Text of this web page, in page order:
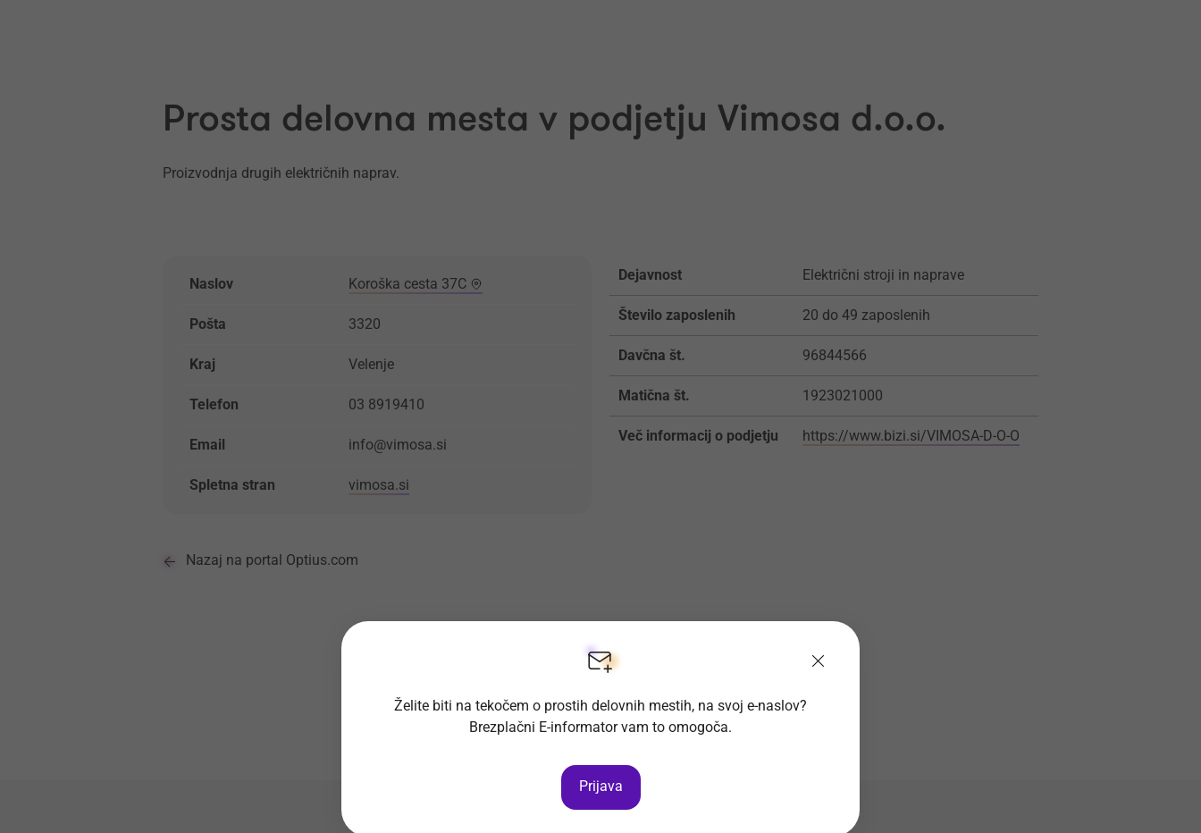
Prosta delovna mesta v podjetju Vimosa d.o.o.
Proizvodnja drugih električnih naprav.
Naslov Koroška cesta 37C
Pošta 3320
Kraj Velenje
Telefon 03 8919410
Email info@vimosa.si
Spletna stran vimosa.si
Dejavnost Električni stroji in naprave
Število zaposlenih 20 do 49 zaposlenih
Davčna št. 96844566
Matična št. 1923021000
Več informacij o podjetju https://www.bizi.si/VIMOSA-D-O-O
Nazaj na portal Optius.com
Želite biti na tekočem o prostih delovnih mestih, na svoj e-naslov?
Brezplačni E-informator vam to omogoča.
Prijava